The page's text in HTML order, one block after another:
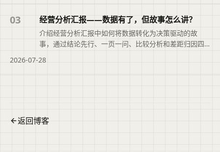
03 经营分析汇报——数据有了，但故事怎么讲？
介绍经营分析汇报中如何将数据转化为决策驱动的故
事，通过结论先行、一页一问、比较分析和差距归因四
2026-07-28
返回博客